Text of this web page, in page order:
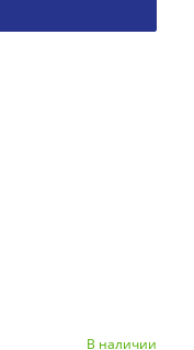
В наличии